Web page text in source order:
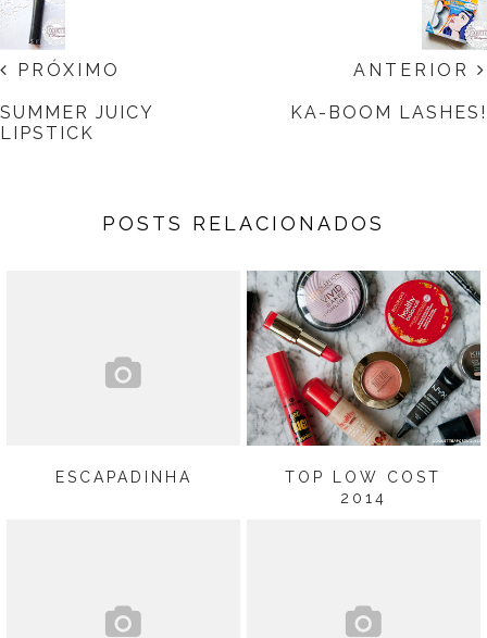
ANTERIOR
KA-BOOM LASHES!
PRÓXIMO
SUMMER JUICY
LIPSTICK
POSTS RELACIONADOS
ESCAPADINHA
TOP LOW COST
2014